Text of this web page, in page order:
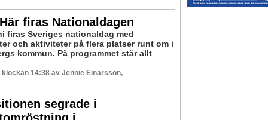
firas Nationaldagen
firas Sveriges nationaldag med
och aktiviteter på flera platser runt om i
kommun. På programmet står allt
klockan 14:38 av Jennie Einarsson,
segrade i